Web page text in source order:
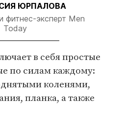
ЮРПАЛОВА
фитнес-эксперт Men
Today
в себя простые
по силам каждому:
коленями,
планка, а также